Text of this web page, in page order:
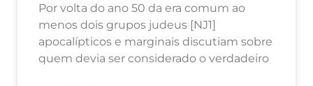
Por volta do ano 50 da era comum ao
menos dois grupos judeus [NJ1]
apocalípticos e marginais discutiam sobre
quem devia ser considerado o verdadeiro